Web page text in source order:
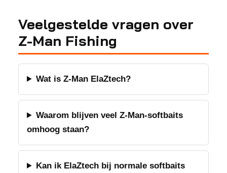
Veelgestelde vragen over
Z-Man Fishing
Wat is Z-Man ElaZtech?
Waarom blijven veel Z-Man-softbaits
omhoog staan?
Kan ik ElaZtech bij normale softbaits